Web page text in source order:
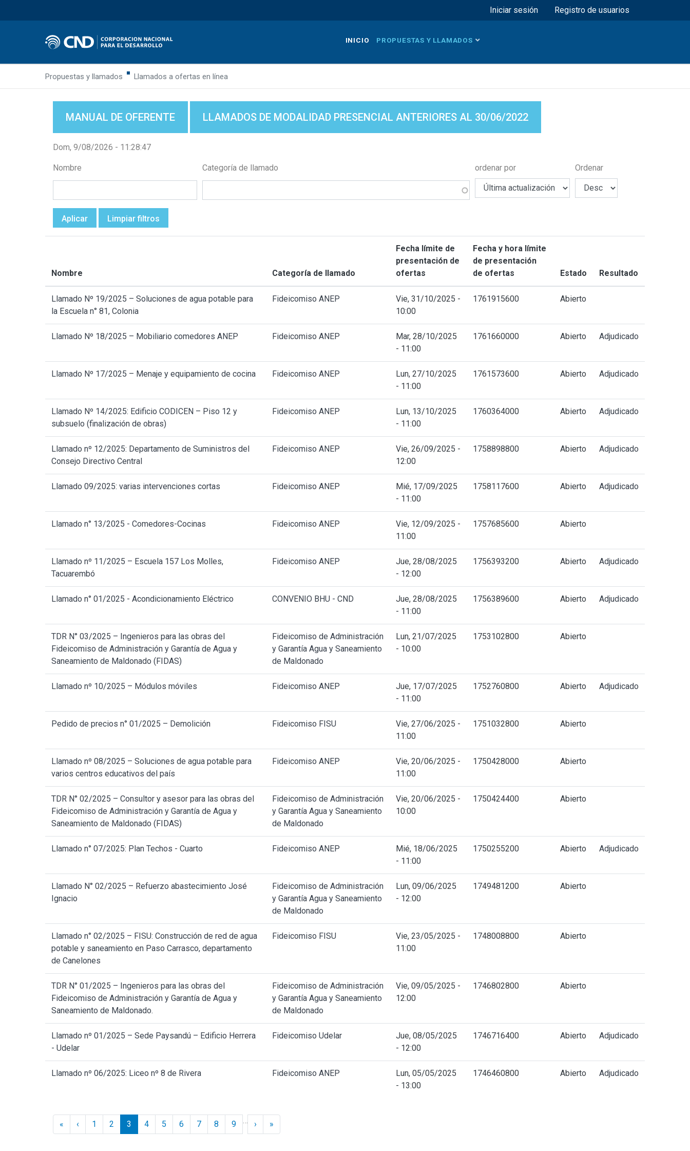
al
principal
Menú superior
Iniciar sesión Registro de usuarios
INICIO PROPUESTAS Y LLAMADOS
Propuestas y llamados Llamados a ofertas en línea
MANUAL DE OFERENTE LLAMADOS DE MODALIDAD PRESENCIAL ANTERIORES AL 30/06/2022
Dom, 9/08/2026 - 11:28:48
Nombre Categoría de llamado ordenar por Ordenar
Aplicar Limpiar filtros
Nombre Categoría de llamado
Fecha límite de
presentación de
ofertas
Fecha y hora límite
de presentación
de ofertas
Estado Resultado
Llamado Nº 19/2025 – Soluciones de agua potable para
la Escuela n° 81, Colonia
Fideicomiso ANEP
Vie, 31/10/2025 -
10:00
1761915600 Abierto
Llamado Nº 18/2025 – Mobiliario comedores ANEP Fideicomiso ANEP
Mar, 28/10/2025
- 11:00
1761660000 Abierto Adjudicado
Llamado Nº 17/2025 – Menaje y equipamiento de cocina Fideicomiso ANEP
Lun, 27/10/2025
- 11:00
1761573600 Abierto Adjudicado
Llamado Nº 14/2025: Edificio CODICEN – Piso 12 y
subsuelo (finalización de obras)
Fideicomiso ANEP
Lun, 13/10/2025
- 11:00
1760364000 Abierto Adjudicado
Llamado nº 12/2025: Departamento de Suministros del
Consejo Directivo Central
Fideicomiso ANEP
Vie, 26/09/2025 -
12:00
1758898800 Abierto Adjudicado
Llamado 09/2025: varias intervenciones cortas Fideicomiso ANEP
Mié, 17/09/2025
- 11:00
1758117600 Abierto Adjudicado
Llamado n° 13/2025 - Comedores-Cocinas Fideicomiso ANEP
Vie, 12/09/2025 -
11:00
1757685600 Abierto
Llamado nº 11/2025 – Escuela 157 Los Molles,
Tacuarembó
Fideicomiso ANEP
Jue, 28/08/2025
- 12:00
1756393200 Abierto Adjudicado
Llamado n° 01/2025 - Acondicionamiento Eléctrico CONVENIO BHU - CND
Jue, 28/08/2025
- 11:00
1756389600 Abierto Adjudicado
TDR N° 03/2025 – Ingenieros para las obras del
Fideicomiso de Administración y Garantía de Agua y
Saneamiento de Maldonado (FIDAS)
Fideicomiso de Administración
y Garantía Agua y Saneamiento
de Maldonado
Lun, 21/07/2025
- 10:00
1753102800 Abierto
Llamado nº 10/2025 – Módulos móviles Fideicomiso ANEP
Jue, 17/07/2025
- 11:00
1752760800 Abierto Adjudicado
Pedido de precios n° 01/2025 – Demolición Fideicomiso FISU
Vie, 27/06/2025 -
11:00
1751032800 Abierto
Llamado nº 08/2025 – Soluciones de agua potable para
varios centros educativos del país
Fideicomiso ANEP
Vie, 20/06/2025 -
11:00
1750428000 Abierto
TDR N° 02/2025 – Consultor y asesor para las obras del
Fideicomiso de Administración y Garantía de Agua y
Saneamiento de Maldonado (FIDAS)
Fideicomiso de Administración
y Garantía Agua y Saneamiento
de Maldonado
Vie, 20/06/2025 -
10:00
1750424400 Abierto
Llamado n° 07/2025: Plan Techos - Cuarto Fideicomiso ANEP
Mié, 18/06/2025
- 11:00
1750255200 Abierto Adjudicado
Llamado N° 02/2025 – Refuerzo abastecimiento José
Ignacio
Fideicomiso de Administración
y Garantía Agua y Saneamiento
de Maldonado
Lun, 09/06/2025
- 12:00
1749481200 Abierto
Llamado n° 02/2025 – FISU: Construcción de red de agua
potable y saneamiento en Paso Carrasco, departamento
de Canelones
Fideicomiso FISU
Vie, 23/05/2025 -
11:00
1748008800 Abierto
TDR N° 01/2025 – Ingenieros para las obras del
Fideicomiso de Administración y Garantía de Agua y
Saneamiento de Maldonado.
Fideicomiso de Administración
y Garantía Agua y Saneamiento
de Maldonado
Vie, 09/05/2025 -
12:00
1746802800 Abierto
Llamado nº 01/2025 – Sede Paysandú – Edificio Herrera
- Udelar
Fideicomiso Udelar
Jue, 08/05/2025
- 12:00
1746716400 Abierto Adjudicado
Llamado nº 06/2025: Liceo nº 8 de Rivera Fideicomiso ANEP
Lun, 05/05/2025
- 13:00
1746460800 Abierto Adjudicado
Paginación
« « Inicio
‹ ‹ Anterior
1 2 3 4 5 6 7 8 9 › Siguiente ›
»